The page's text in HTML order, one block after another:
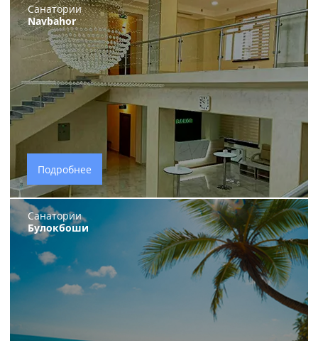
Санатории
Navbahor
Подробнее
Санатории
Булокбоши